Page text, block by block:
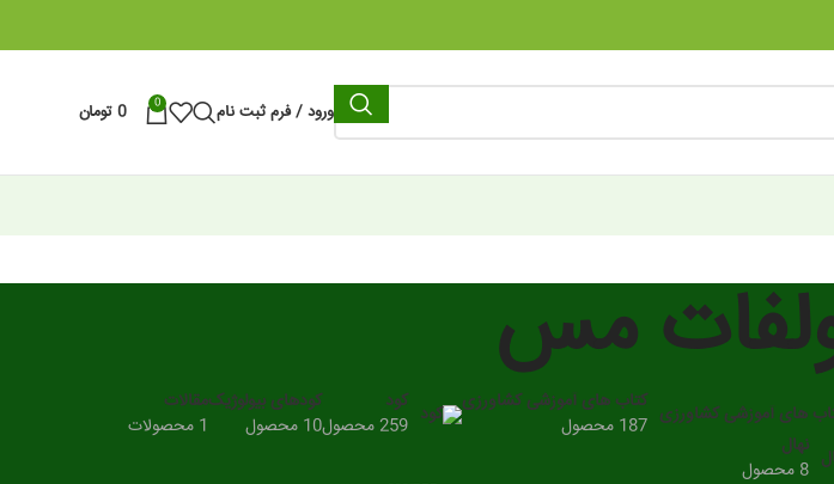
ورود / فرم ثبت نام 0
0 تومان
مس
کتاب های آموزشی کشاورزی
187 محصول
کود
259 محصول
کودهای بیولوژیک
10 محصول
مقالات
1 محصولات
نهال
8 محصول